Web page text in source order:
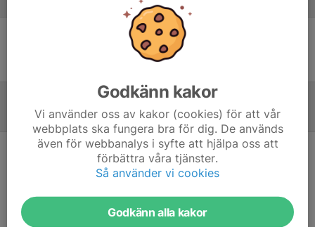
Ingen uppställning ifylld
Referat
Inget referat skrivet
Godkänn kakor
Vi använder oss av kakor (cookies) för att vår
webbplats ska fungera bra för dig. De används
även för webbanalys i syfte att hjälpa oss att
förbättra våra tjänster.
Så använder vi cookies
Godkänn alla kakor